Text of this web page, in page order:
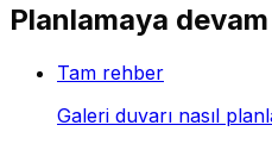
Planlamaya
Tam rehber
Galeri duvarı nasıl